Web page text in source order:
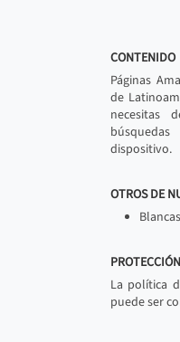
CONTENIDO
Páginas
de
necesitas
dispositivo.
OTROS DE
Blancas
La política
puede ser